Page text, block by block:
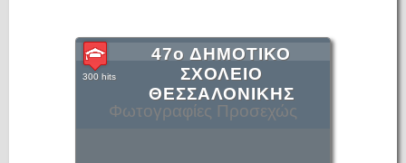
Φωτογραφίες Προσεχώς
47ο ΔΗΜΟΤΙΚΟ
ΣΧΟΛΕΙΟ
ΘΕΣΣΑΛΟΝΙΚΗΣ
300 hits